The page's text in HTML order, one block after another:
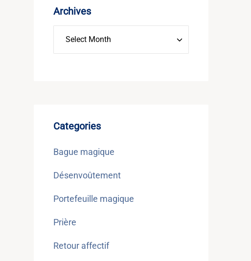
Archives
Categories
Bague magique
Désenvoûtement
Portefeuille magique
Prière
Retour affectif